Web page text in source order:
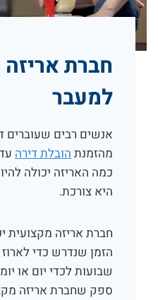
חברת
למעבר
אנשים רבים שעוברים
מהזמנת הובלת דירה
כמה האריזה יכולה
היא צורכת.
חברת אריזה מקצועית
הזמן שנדרש כדי
שבועות לכדי יום או
ספק שחברת אריזה